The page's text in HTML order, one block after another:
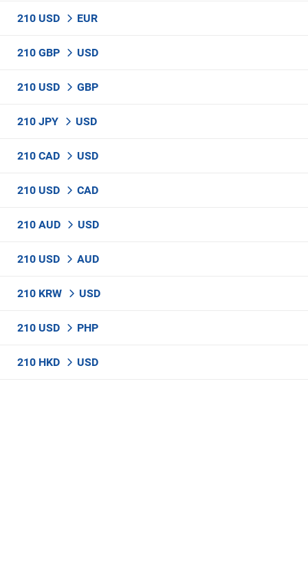
210 USD EUR
210 GBP USD
210 USD GBP
210 JPY USD
210 CAD USD
210 USD CAD
210 AUD USD
210 USD AUD
210 KRW USD
210 USD PHP
210 HKD USD